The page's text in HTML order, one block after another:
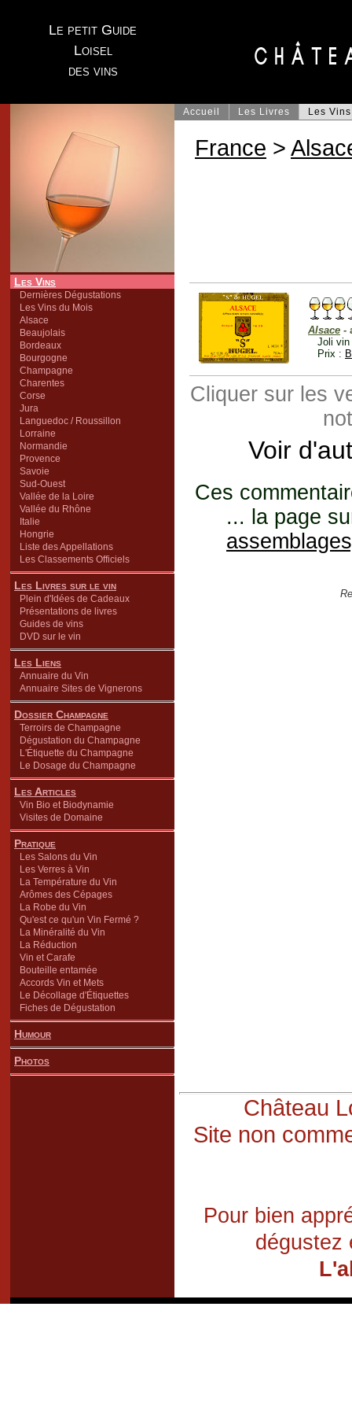
Le petit Guide
Loisel
des vins
Les Vins
Dernières Dégustations
Les Vins du Mois
Alsace
Beaujolais
Bordeaux
Bourgogne
Champagne
Charentes
Corse
Jura
Languedoc / Roussillon
Lorraine
Normandie
Provence
Savoie
Sud-Ouest
Vallée de la Loire
Vallée du Rhône
Italie
Hongrie
Liste des Appellations
Les Classements Officiels
Les Livres sur le vin
Plein d'Idées de Cadeaux
Présentations de livres
Guides de vins
DVD sur le vin
Les Liens
Annuaire du Vin
Annuaire Sites de Vignerons
Dossier Champagne
Terroirs de Champagne
Dégustation du Champagne
L'Étiquette du Champagne
Le Dosage du Champagne
Les Articles
Vin Bio et Biodynamie
Visites de Domaine
Pratique
Les Salons du Vin
Les Verres à Vin
La Température du Vin
Arômes des Cépages
La Robe du Vin
Qu'est ce qu'un Vin Fermé ?
La Minéralité du Vin
La Réduction
Vin et Carafe
Bouteille entamée
Accords Vin et Mets
Le Décollage d'Étiquettes
Fiches de Dégustation
Humour
Photos
Accueil Les Livres Les Vins
France >
Alsace -
Joli vin
Prix : B
Cliquer sur les
Voir
Ces
... la page
Château
Site non
Pour bien
dégustez